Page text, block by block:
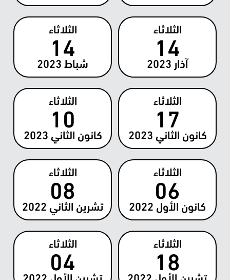
الثلاثاء
14
آذار 2023
الثلاثاء
14
شباط2023
الثلاثاء
17
كانون الثاني 2023
الثلاثاء
10
كانون الثاني 2023
الثلاثاء
06
كانون الأول 2022
الثلاثاء
08
تشرين الثاني 2022
الثلاثاء
18 الثلاثاء
04